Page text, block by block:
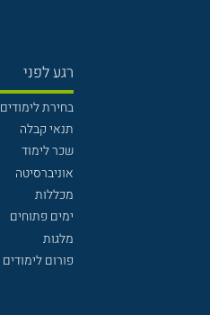
רגע לפני
בחירת לימודים
תנאי קבלה
שכר לימוד
אוניברסיטה
מכללות
ימים פתוחים
מלגות
פורום לימודים